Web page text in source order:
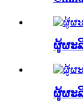
ຜູ້ຜະ
ຜູ້ຜະ